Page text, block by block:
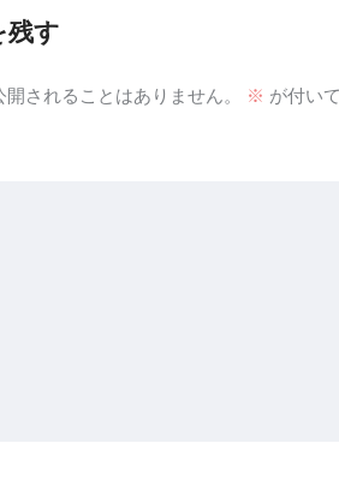
残す
されることはありません。 ※ が付い